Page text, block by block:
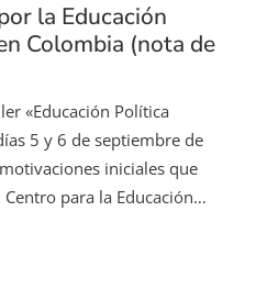
la Educación
Colombia​ (nota de
«Educación Política
5 y 6 de septiembre de
iniciales que
para la Educación…